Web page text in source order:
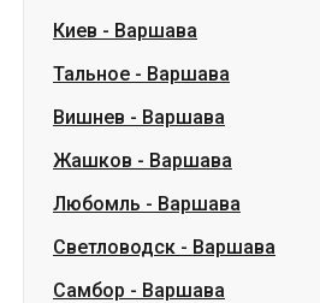
Киев - Варшава
Тальное - Варшава
Вишнев - Варшава
Жашков - Варшава
Любомль - Варшава
Светловодск - Варшава
Самбор - Варшава